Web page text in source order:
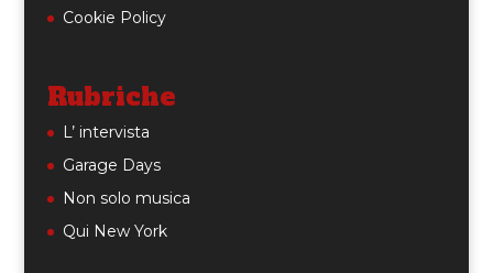
Cookie Policy
Rubriche
L’ intervista
Garage Days
Non solo musica
Qui New York